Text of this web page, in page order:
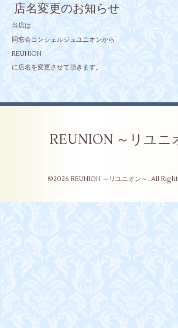
店名変更のお知らせ
当店は
同窓会コンシェルジュユニオンから
REUNION
に店名を変更させて頂きます。
REUNION ～リユニ
©2026 REUNION ～リユニオン～ . All